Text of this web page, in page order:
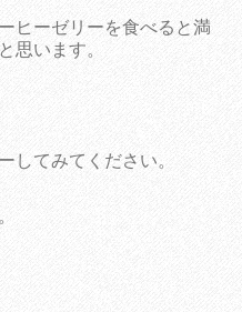
ヒーゼリーを食べると満
思います。
してみてください。